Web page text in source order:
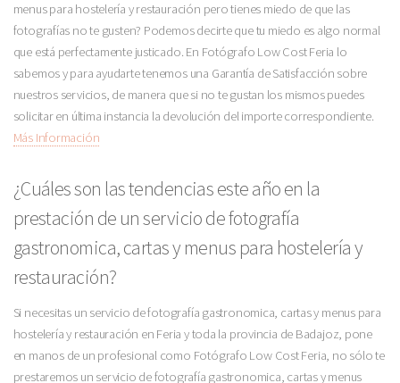
menus para hostelería y restauración pero tienes miedo de que las
fotografías no te gusten? Podemos decirte que tu miedo es algo normal
que está perfectamente justicado. En Fotógrafo Low Cost Feria lo
sabemos y para ayudarte tenemos una Garantía de Satisfacción sobre
nuestros servicios, de manera que si no te gustan los mismos puedes
solicitar en última instancia la devolución del importe correspondiente.
Más Información
¿Cuáles son las tendencias este año en la
prestación de un servicio de fotografía
gastronomica, cartas y menus para hostelería y
restauración?
Si necesitas un servicio de fotografía gastronomica, cartas y menus para
hostelería y restauración en Feria y toda la provincia de Badajoz, pone
en manos de un profesional como Fotógrafo Low Cost Feria, no sólo te
prestaremos un servicio de fotografía gastronomica, cartas y menus